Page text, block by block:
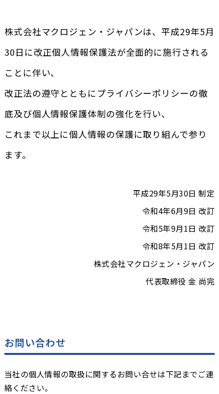
株式会社マクロジェン・ジャパンは、平成29年5月
30日に改正個人情報保護法が全面的に施行される
ことに伴い、
改正法の遵守とともにプライバシーポリシーの徹
底及び個人情報保護体制の強化を行い、
これまで以上に個人情報の保護に取り組んで参り
ます。
平成29年5月30日 制定
令和4年6月9日 改訂
令和5年9月1日 改訂
令和8年5月1日 改訂
株式会社マクロジェン・ジャパン
代表取締役 金 尚完
お問い合わせ
当社の個人情報の取扱に関するお問い合せは下記までご連
絡ください。